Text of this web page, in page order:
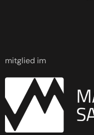
mitglied im